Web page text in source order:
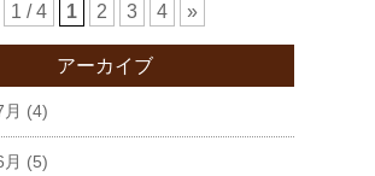
1 / 4 1 2 3 4 »
アーカイブ
(4)
(5)